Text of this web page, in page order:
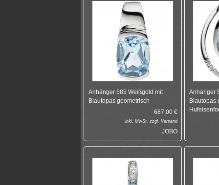
Anhänger 585 Weißgold mit
Blautopas geometrisch
687,00 €
inkl. MwSt. zzgl. Versand
JOBO
Anhänger
Blautopas